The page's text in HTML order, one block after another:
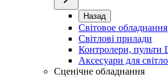
Назад
Світовое обладнання
Світлові прилади
Контролери, пульти
Аксесуари для
Сценічне обладнання